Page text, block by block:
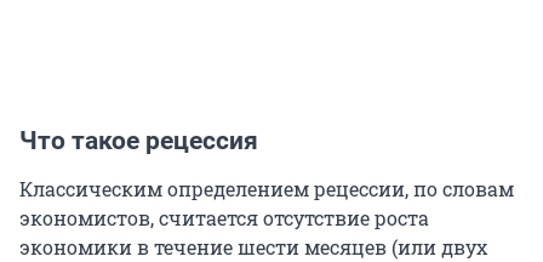
Что такое рецессия
Классическим определением рецессии, по словам
экономистов, считается отсутствие роста
экономики в течение шести месяцев (или двух